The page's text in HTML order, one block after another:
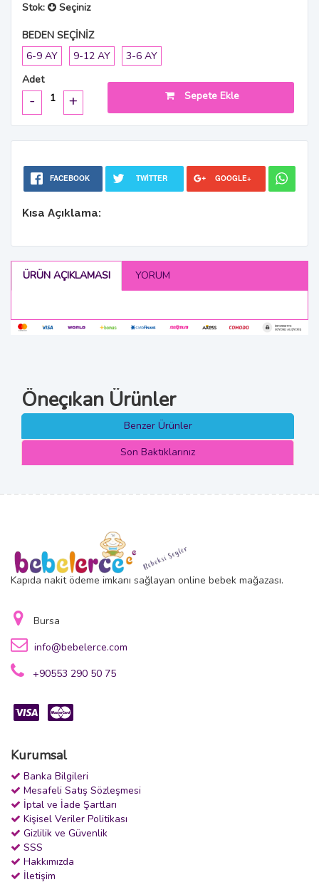
Stok:
Seçiniz
BEDEN SEÇİNİZ
6-9 AY
9-12 AY
3-6 AY
Adet
- + Sepete Ekle
FACEBOOK TWITTER GOOGLE+
Kısa Açıklama:
ÜRÜN AÇIKLAMASI YORUM
Öneçıkan Ürünler
Benzer Ürünler
Son Baktıklarınız
Kapıda nakit ödeme imkanı sağlayan online bebek mağazası.
Bursa
info@bebelerce.com
+90553 290 50 75
Kurumsal
Banka Bilgileri
Mesafeli Satış Sözleşmesi
İptal ve İade Şartları
Kişisel Veriler Politikası
Gizlilik ve Güvenlik
SSS
Hakkımızda
İletişim